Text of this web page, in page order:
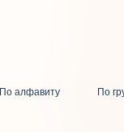
По алфавиту
По